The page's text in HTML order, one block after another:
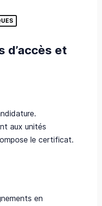
d’accès et
aux unités
le certificat.
en